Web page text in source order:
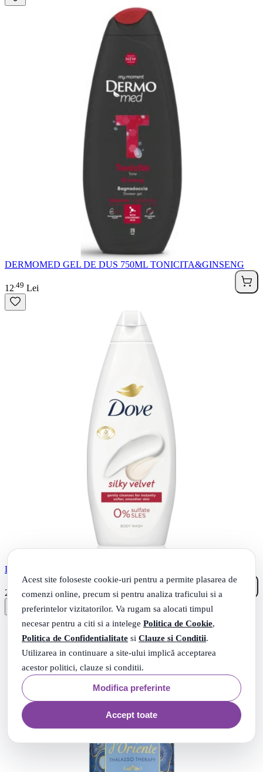
Acest site foloseste cookie-uri pentru a permite plasarea de
comenzi online, precum si pentru analiza traficului si a
preferintelor vizitatorilor. Va rugam sa alocati timpul
necesar pentru a citi si a intelege Politica de Cookie,
Politica de Confidentialitate si Clauze si Conditii.
Utilizarea in continuare a site-ului implică acceptarea
acestor politici, clauze si conditii.
Modifica preferinte
Accept toate
DERMOMED GEL DE DUS 750ML TONICITA&GINSENG
12 49 Lei
DOVE GEL DE DUS 720ML SILKY VELVET
25 Lei